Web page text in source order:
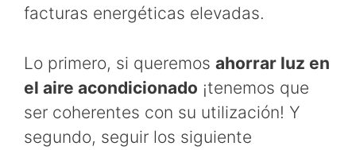
facturas energéticas elevadas.
Lo primero, si queremos ahorrar luz en
el aire acondicionado ¡tenemos que
ser coherentes con su utilización! Y
segundo, seguir los siguiente